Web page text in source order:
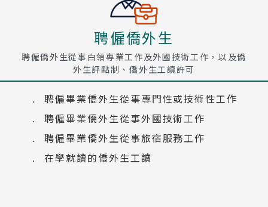
聘僱僑外生
聘僱僑外生從事白領專業工作及外國技術工作，以及僑
外生評點制、僑外生工讀許可
聘僱畢業僑外生從事專門性或技術性工作
聘僱畢業僑外生從事外國技術工作
聘僱畢業僑外生從事旅宿服務工作
在學就讀的僑外生工讀